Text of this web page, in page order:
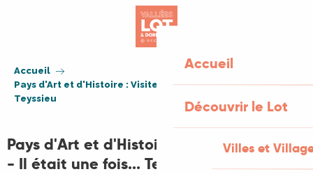
Accueil
Découvrir le Lot
Villes et
Accueil
Pays d'Art et d'Histoire : Visite artistique - Il était une fois...
Teyssieu
Pays d'Art et d'Histoire : Visite artistique
- Il était une fois... Teyssieu